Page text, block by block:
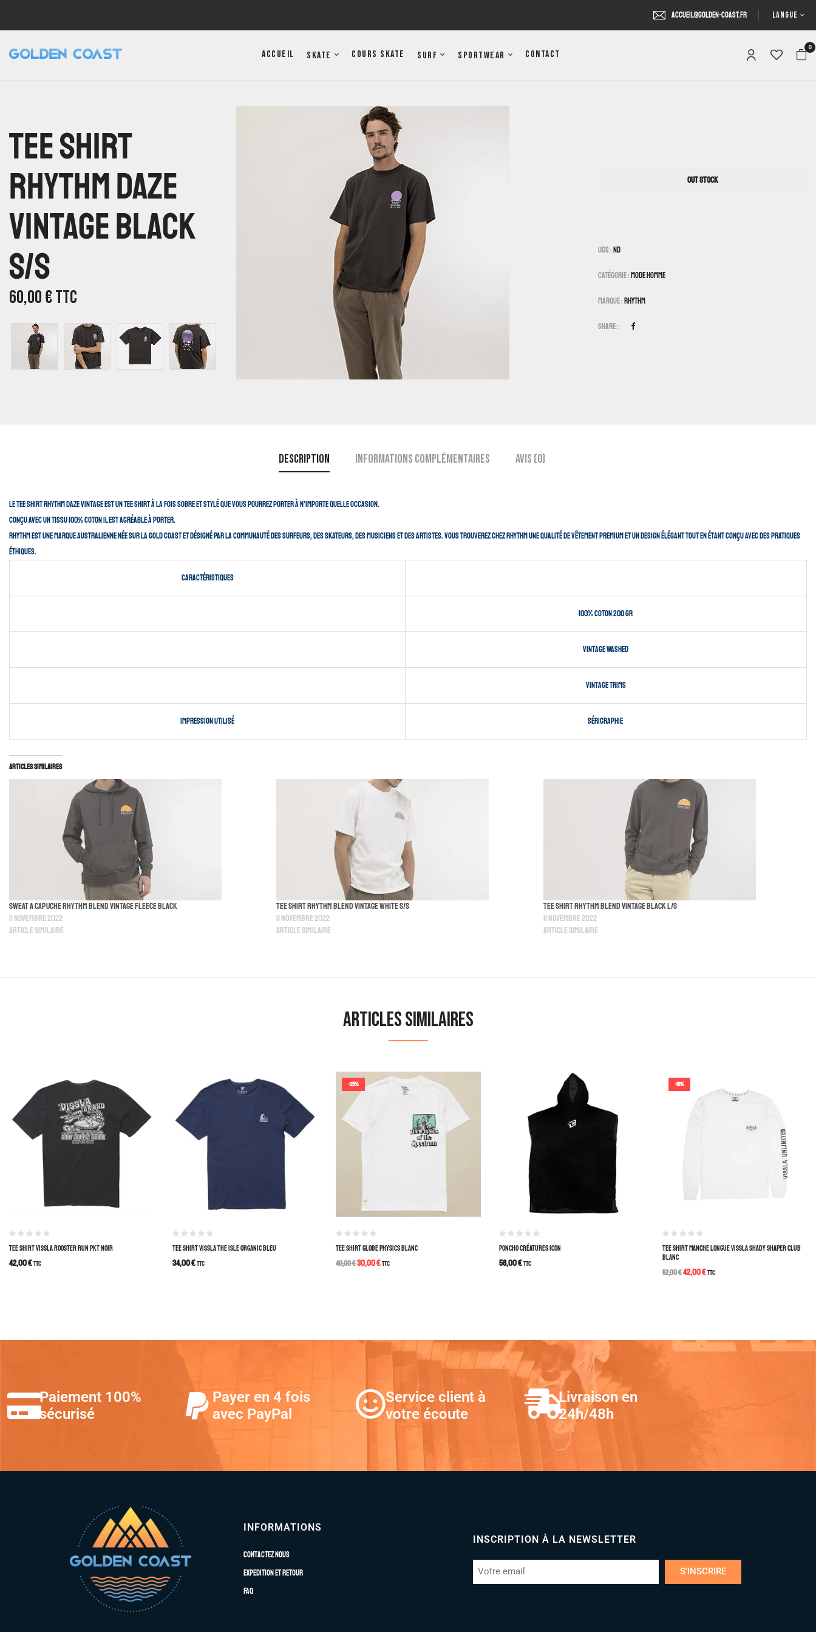
accueil@golden-coast.fr LANGUE
Accueil Skate Cours Skate Surf Sportwear Contact
0
Tee Shirt
Rhythm DAZE
Vintage Black
S/S
60,00€TTC
OUT STOCK
UGS : ND
Catégorie : Mode Homme
Marque : Rhythm
Share :
Description Informations complémentaires Avis (0)
Le tee shirt Rhythm Daze Vintage est un tee shirt à la fois sobre et stylé que vous pourrez porter à n’importe quelle occasion.
Conçu avec un tissu 100% coton il est agréable à porter.
Rhythm est une marque Australienne née sur la Gold Coast et désigné par la communauté des surfeurs, des skateurs, des musiciens et des artistes. Vous trouverez chez Rhythm une qualité de vêtement premium et un design élégant tout en étant conçu avec des pratiques
éthiques.
Caractéristiques
100% coton 200 gr
Vintage Washed
Vintage Trims
impression utilisé sérigraphie
Articles similaires
Sweat A Capuche Rhythm Blend Vintage Fleece Black
11 novembre 2022
Article similaire
Tee Shirt Rhythm Blend Vintage White S/S
11 novembre 2022
Article similaire
Tee Shirt Rhythm Blend Vintage Black L/S
11 novembre 2022
Article similaire
Articles similaires
TEE SHIRT VISSLA ROOSTER RUN PKT NOIR
42,00€TTC
TEE SHIRT VISSLA THE ISLE ORGANIC BLEU
34,00€TTC
-25%
TEE SHIRT GLOBE PHYSICS BLANC
40,00€30,00€TTC
PONCHO CRÉATURES ICON
58,00€TTC
-19%
TEE SHIRT MANCHE LONGUE VISSLA SHADY SHAPER CLUB
BLANC
52,00€42,00€TTC
Paiement 100%
sécurisé
Payer en 4 fois
avec PayPal
Service client à
votre écoute
Livraison en
24h/48h
INFORMATIONS
Contactez nous
Expedition et retour
FAQ
INSCRIPTION À LA NEWSLETTER
S'INSCRIRE